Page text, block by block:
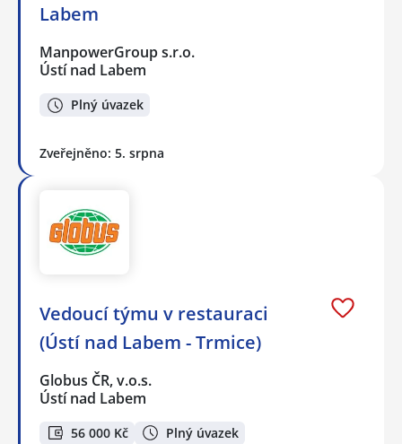
Labem
ManpowerGroup s.r.o.
Ústí nad Labem
Plný úvazek
Zveřejněno: 5. srpna
Vedoucí týmu v restauraci
(Ústí nad Labem - Trmice)
Globus ČR, v.o.s.
Ústí nad Labem
56 000 Kč Plný úvazek